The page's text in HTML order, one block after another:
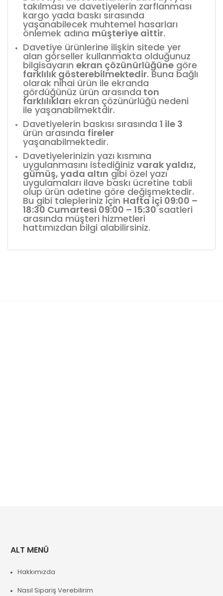
takılması ve davetiyelerin zarflanması
kargo yada baskı sırasında
yaşanabilecek muhtemel hasarları
önlemek adına müşteriye aittir.
Davetiye ürünlerine ilişkin sitede yer
alan görseller kullanmakta olduğunuz
bilgisayarın ekran çözünürlüğüne göre
farklılık gösterebilmektedir. Buna bağlı
olarak nihai ürün ile ekranda
gördüğünüz ürün arasında ton
farklılıkları ekran çözünürlüğü nedeni
ile yaşanabilmektdir.
Davetiyelerin baskısı sırasında 1 ile 3
ürün arasında fireler
yaşanabilmektedir.
Davetiyelerinizin yazı kısmına
uygulanmasını istediğiniz varak yaldız,
gümüş, yada altın gibi özel yazı
uygulamaları ilave baskı ücretine tabii
olup ürün adetine göre değişmektedir.
Bu gibi talepleriniz için Hafta içi 09:00 –
18:30 Cumartesi 09:00 – 15:30saatleri
arasında müşteri hizmetleri
hattımızdan bilgi alabilirsiniz.
ALT MENÜ
Hakkımızda
Nasıl Sipariş Verebilirim